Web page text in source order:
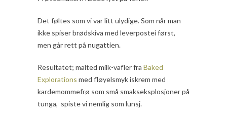
Det føltes som vi var litt ulydige. Som når man
ikke spiser brødskiva med leverpostei først,
men går rett på nugattien.
Resultatet; malted milk-vafler fra Baked
Explorations med fløyelsmyk iskrem med
kardemommefrø som små smakseksplosjoner på
tunga, spiste vi nemlig som lunsj.